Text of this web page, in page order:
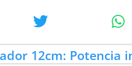
12cm: Potencia